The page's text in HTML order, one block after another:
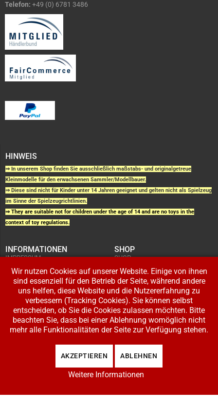
Telefon: +49 (0) 6781 3486
HINWEIS
⇒ In unserem Shop finden Sie ausschließlich maßstabs- und originalgetreue
Kleinmodelle für den erwachsenen Sammler/Modellbauer.
⇒ Diese sind nicht für Kinder unter 14 Jahren geeignet und gelten nicht als Spielzeug
im Sinne der Spielzeugrichtlinien.
⇒ They are suitable not for children under the age of 14 and are no toys in the
context of toy regulations.
INFORMATIONEN
IMPRESSUM
KUNDENINFORMATIONEN
WIDERRUFSRECHT
DATENSCHUTZERKLÄRUNG
ZAHLUNG UND VERSAND
SHOP
SHOP
BESTELLUNGEN
ADRESSE BEARBEITEN
IHR KONTO
LOGIN
REGISTRIEREN
Copyright © 2026 Modellbahnladen Klee GbR. Alle Rechte vorbehalten. Design:
Wir nutzen Cookies auf unserer Website. Einige von ihnen
sind essenziell für den Betrieb der Seite, während andere
uns helfen, diese Website und die Nutzererfahrung zu
verbessern (Tracking Cookies). Sie können selbst
entscheiden, ob Sie die Cookies zulassen möchten. Bitte
beachten Sie, dass bei einer Ablehnung womöglich nicht
mehr alle Funktionalitäten der Seite zur Verfügung stehen.
AKZEPTIEREN ABLEHNEN
Weitere Informationen